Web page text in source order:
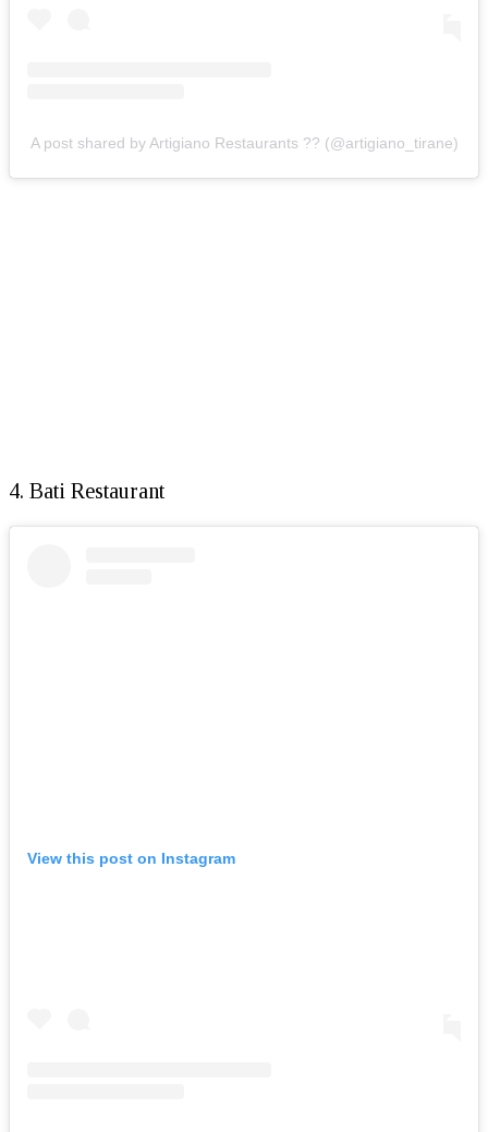
A post shared by Artigiano Restaurants ?? (@artigiano_tirane)
4. Bati Restaurant
View this post on Instagram